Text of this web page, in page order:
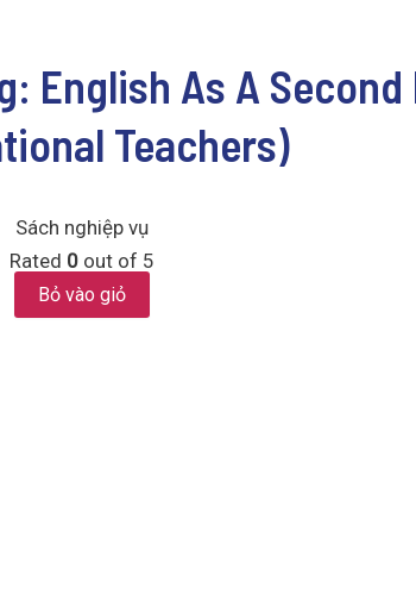
English As A
Teachers)
Sách nghiệp vụ
Rated 0 out of 5
Bỏ vào giỏ